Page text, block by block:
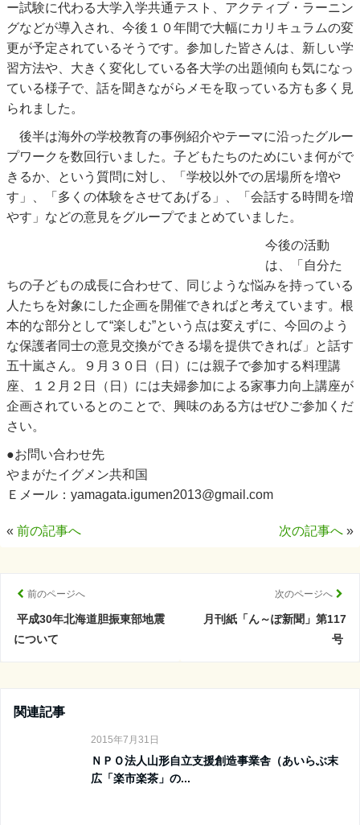
ー試験に代わる大学入学共通テスト、アクティブ・ラーニン
グなどが導入され、今後１０年間で大幅にカリキュラムの変
更が予定されているそうです。参加した皆さんは、新しい学
習方法や、大きく変化している各大学の出題傾向も気になっ
ている様子で、話を聞きながらメモを取っている方も多く見
られました。
後半は海外の学校教育の事例紹介やテーマに沿ったグルー
プワークを数回行いました。子どもたちのためにいま何がで
きるか、という質問に対し、「学校以外での居場所を増や
す」、「多くの体験をさせてあげる」、「会話する時間を増
やす」などの意見をグループでまとめていました。
今後の活動
は、「自分た
ちの子どもの成長に合わせて、同じような悩みを持っている
人たちを対象にした企画を開催できればと考えています。根
本的な部分として“楽しむ”という点は変えずに、今回のよう
な保護者同士の意見交換ができる場を提供できれば」と話す
五十嵐さん。９月３０日（日）には親子で参加する料理講
座、１２月２日（日）には夫婦参加による家事力向上講座が
企画されているとのことで、興味のある方はぜひご参加くだ
さい。
●お問い合わせ先
やまがたイグメン共和国
Ｅメール：yamagata.igumen2013@gmail.com
« 前の記事へ 次の記事へ »
前のページへ
平成30年北海道胆振東部地震
について
次のページへ
月刊紙「ん～ぽ新聞」第117
号
関連記事
2015年7月31日
ＮＰＯ法人山形自立支援創造事業舎（あいらぶ末
広「楽市楽茶」の...